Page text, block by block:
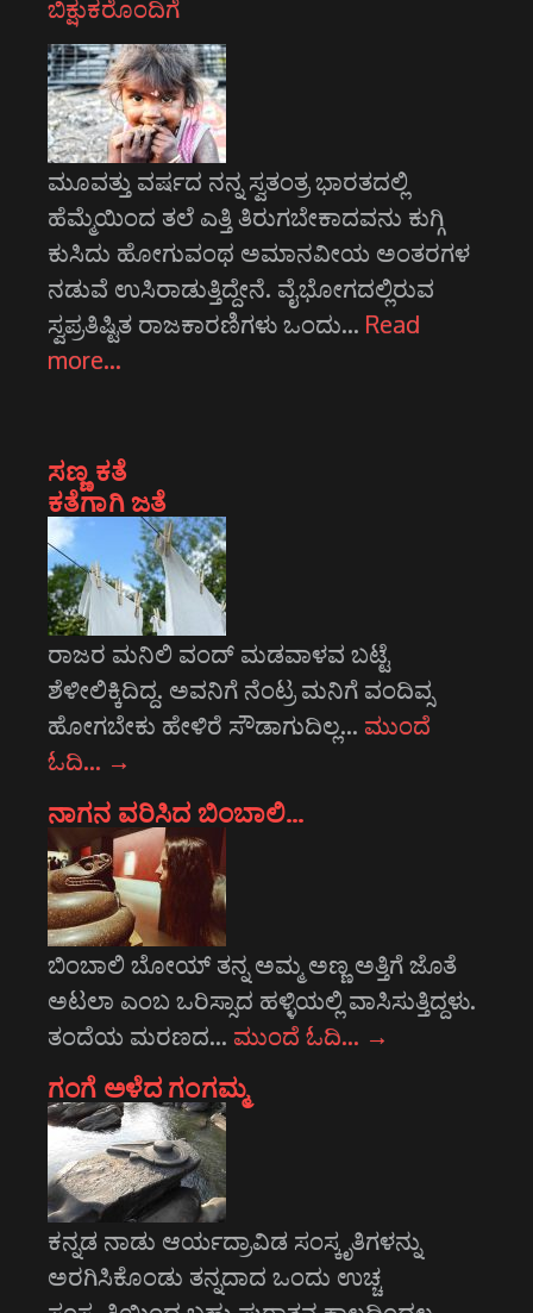
ಬಿಕ್ಷುಕರೊಂದಿಗೆ
ಮೂವತ್ತು ವರ್ಷದ ನನ್ನ ಸ್ವತಂತ್ರ ಭಾರತದಲ್ಲಿ
ಹೆಮ್ಮೆಯಿಂದ ತಲೆ ಎತ್ತಿ ತಿರುಗಬೇಕಾದವನು ಕುಗ್ಗಿ
ಕುಸಿದು ಹೋಗುವಂಥ ಅಮಾನವೀಯ ಅಂತರಗಳ
ನಡುವೆ ಉಸಿರಾಡುತ್ತಿದ್ದೇನೆ. ವೈಭೋಗದಲ್ಲಿರುವ
ಸ್ವಪ್ರತಿಷ್ಟಿತ ರಾಜಕಾರಣಿಗಳು ಒಂದು… Read
more…
ಸಣ್ಣ ಕತೆ
ಕತೆಗಾಗಿ ಜತೆ
ರಾಜರ ಮನಿಲಿ ವಂದ್ ಮಡವಾಳವ ಬಟ್ಟೆ
ಶೆಳೀಲಿಕ್ಕಿದಿದ್ದ. ಅವನಿಗೆ ನೆಂಟ್ರ ಮನಿಗೆ ವಂದಿವ್ಸ
ಹೋಗಬೇಕು ಹೇಳಿರೆ ಸೌಡಾಗುದಿಲ್ಲ… ಮುಂದೆ
ಓದಿ… →
ನಾಗನ ವರಿಸಿದ ಬಿಂಬಾಲಿ…
ಬಿಂಬಾಲಿ ಬೋಯ್ ತನ್ನ ಅಮ್ಮ ಅಣ್ಣ ಅತ್ತಿಗೆ ಜೊತೆ
ಅಟಲಾ ಎಂಬ ಒರಿಸ್ಸಾದ ಹಳ್ಳಿಯಲ್ಲಿ ವಾಸಿಸುತ್ತಿದ್ದಳು.
ತಂದೆಯ ಮರಣದ… ಮುಂದೆ ಓದಿ… →
ಗಂಗೆ ಅಳೆದ ಗಂಗಮ್ಮ
ಕನ್ನಡ ನಾಡು ಆರ್ಯದ್ರಾವಿಡ ಸಂಸ್ಕೃತಿಗಳನ್ನು
ಅರಗಿಸಿಕೊಂಡು ತನ್ನದಾದ ಒಂದು ಉಚ್ಚ